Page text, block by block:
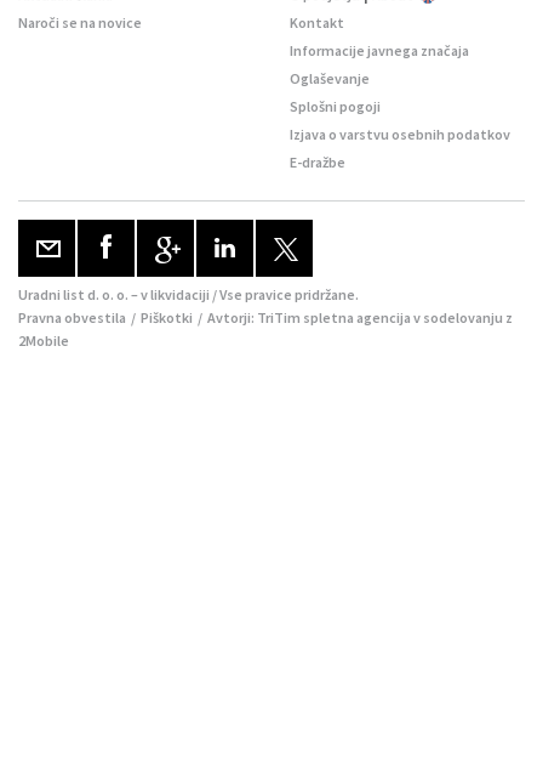
Naroči se na novice
Kontakt
Informacije javnega značaja
Oglaševanje
Splošni pogoji
Izjava o varstvu osebnih podatkov
E-dražbe
Uradni list d. o. o. – v likvidaciji / Vse pravice pridržane.
Pravna obvestila / Piškotki / Avtorji: TriTim spletna agencija v sodelovanju z
2Mobile